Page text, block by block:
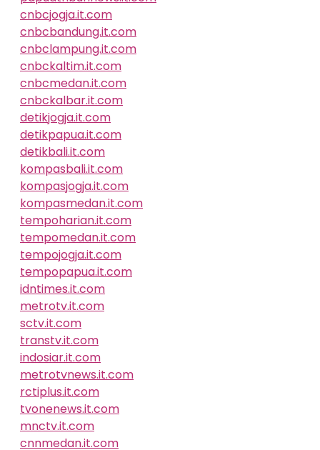
cnbcjogja.it.com
cnbcbandung.it.com
cnbclampung.it.com
cnbckaltim.it.com
cnbcmedan.it.com
cnbckalbar.it.com
detikjogja.it.com
detikpapua.it.com
detikbali.it.com
kompasbali.it.com
kompasjogja.it.com
kompasmedan.it.com
tempoharian.it.com
tempomedan.it.com
tempojogja.it.com
tempopapua.it.com
idntimes.it.com
metrotv.it.com
sctv.it.com
transtv.it.com
indosiar.it.com
metrotvnews.it.com
rctiplus.it.com
tvonenews.it.com
mnctv.it.com
cnnmedan.it.com